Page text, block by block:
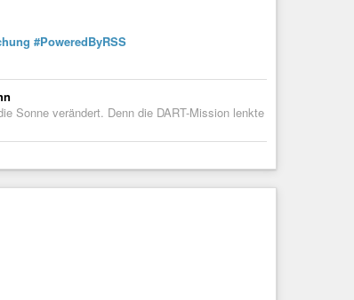
#PoweredByRSS
Sonne verändert. Denn die DART-Mission lenkte